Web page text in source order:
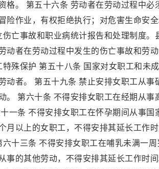
。 第五十六条 劳动者在劳动过程中必
险作业，有权拒绝执行；对危害生命安
亡事故和职业病统计报告和处理制度。
动者在劳动过程中发生的伤亡事故和劳
殊保护 第五十八条 国家对女职工和未
动者。 第五十九条 禁止安排女职工从事
。 第六十条 不得安排女职工在经期从事
一条 不得安排女职工在怀孕期间从事国
月以上的女职工，不得安排其延长工作
十三条 不得安排女职工在哺乳未满一
事的其他劳动，不得安排其延长工作时